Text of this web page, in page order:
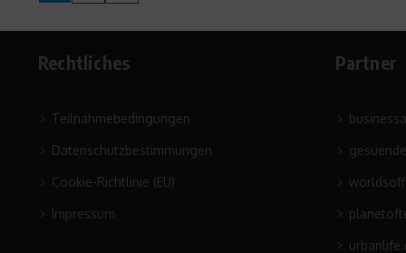
Rechtliches
Teilnahmebedingungen
Datenschutzbestimmungen
Cookie-Richtlinie (EU)
Impressum
Partner